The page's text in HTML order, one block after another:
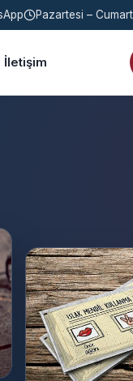
Pazartesi –
İletişim